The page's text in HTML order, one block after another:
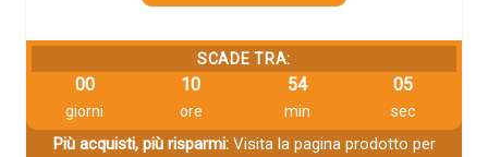
SCADE TRA:
00
giorni
10
ore
54
min
04
sec
Più acquisti, più risparmi:Visita la pagina prodotto per